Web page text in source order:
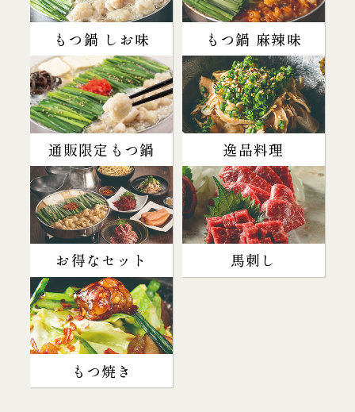
もつ鍋 しお味 もつ鍋 麻辣味
通販限定もつ鍋 逸品料理
お得なセット 馬刺し
もつ焼き